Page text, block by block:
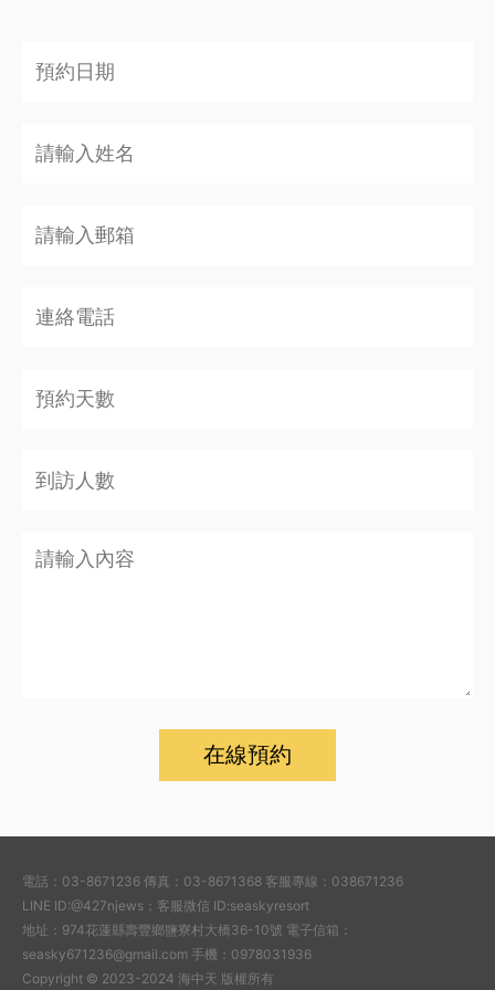
電話：03-8671236 傳真：03-8671368 客服專線：038671236
LINE ID:@427njews；客服微信 ID:seaskyresort
地址：974花蓮縣壽豐鄉鹽寮村大橋36-10號 電子信箱：
seasky671236@gmail.com 手機：0978031936
Copyright © 2023-2024 海中天 版權所有